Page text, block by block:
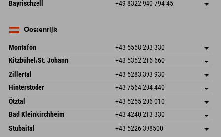
Duitsland
Booking
82490 Farchant
Aankomstinformatie
Bayrischzell +49 8322 940 794 45
Duitsland
Oostenrijk
Montafon +43 5558 203 330
Dorfstr. 127b
6793 Gaschurn/Montafon
Oostenrijk
Adres opslaan
Booking
Kitzbühel/St. Johann +43 5352 216 660
Speckbacherstraße 87
6380 St. Johann in Tirol
Oostenrijk
Adres opslaan
Aankomstinformatie
Booking
Zillertal +43 5283 393 930
Schmiedau 2
Oostenrijk
Adres opslaan
Booking
Hinterstoder +43 7564 204 440
Freizeitpark 10
4573 Hinterstoder
Oostenrijk
Adres opslaan
Aankomstinformatie
Booking
Ötztal +43 5255 206 010
Gscheat 14
Oostenrijk
Adres opslaan
Booking
Bad Kleinkirchheim +43 4240 213 330
Dorfstraße 24
9546 Bad Kleinkirchheim
Adres opslaan
Aankomstinformatie
Stubaital +43 5226 398500